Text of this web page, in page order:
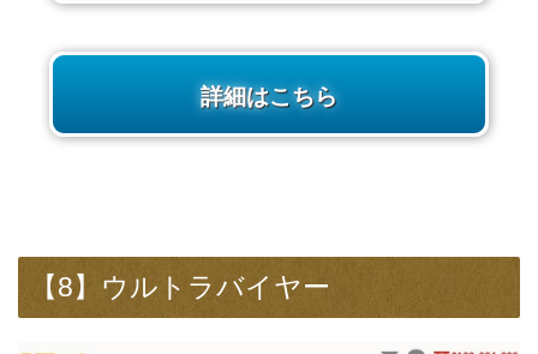
詳細はこちら
【8】ウルトラバイヤー